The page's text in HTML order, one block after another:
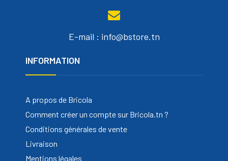
E-mail : info@bstore.tn
INFORMATION
A propos de Bricola
Comment créer un compte sur Bricola.tn ?
Conditions générales de vente
Livraison
Mentions légales